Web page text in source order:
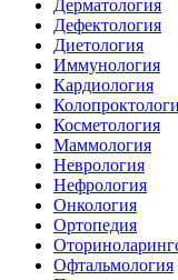
Дерматология
Дефектология
Диетология
Иммунология
Кардиология
Косметология
Маммология
Неврология
Нефрология
Онкология
Ортопедия
Офтальмология